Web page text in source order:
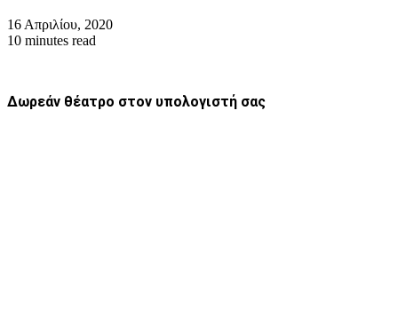
16 Απριλίου, 2020
10 minutes read
Δωρεάν θέατρο στον υπολογιστή σας